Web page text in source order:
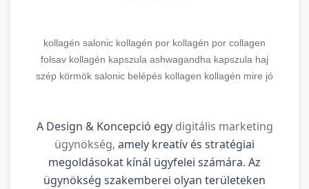
kollagén salonic kollagén por kollagén por collagen
folsav kollagén kapszula ashwagandha kapszula haj
szép körmök salonic belépés kollagen kollagén mire jó
A Design & Koncepció egy digitális marketing
ügynökség, amely kreatív és stratégiai
megoldásokat kínál ügyfelei számára. Az
ügynökség szakemberei olyan területeken